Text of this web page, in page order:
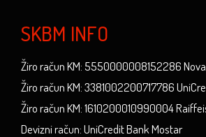
SKBM INFO
Žiro račun KM: 5550000008152286
Žiro račun KM: 3381002200717786
Žiro račun KM: 1610200010990004
Devizni račun: UniCredit Bank Mostar